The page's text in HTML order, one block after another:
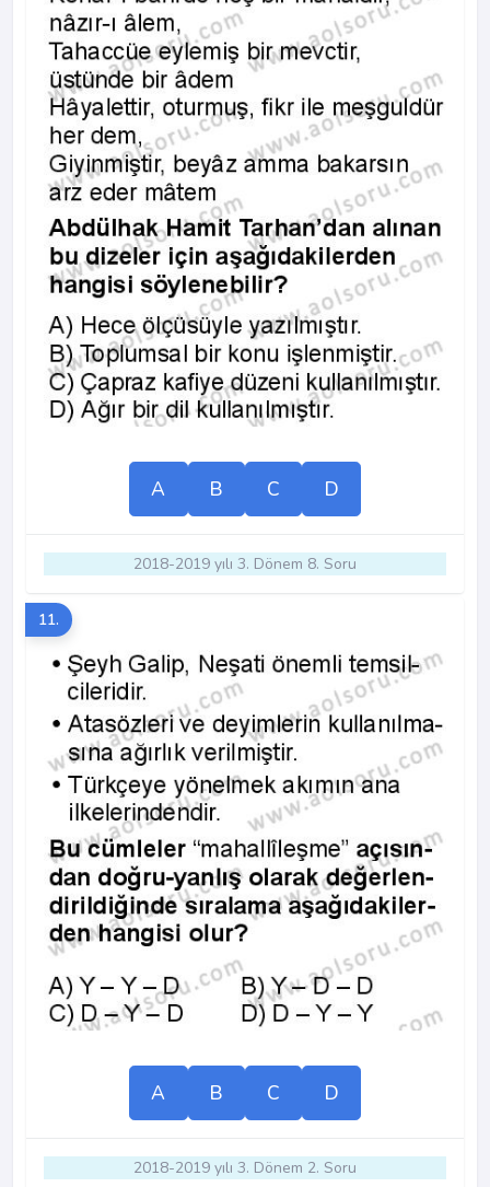
A B C D
2018-2019 yılı 3. Dönem 8. Soru
11.
A B C D
2018-2019 yılı 3. Dönem 2. Soru